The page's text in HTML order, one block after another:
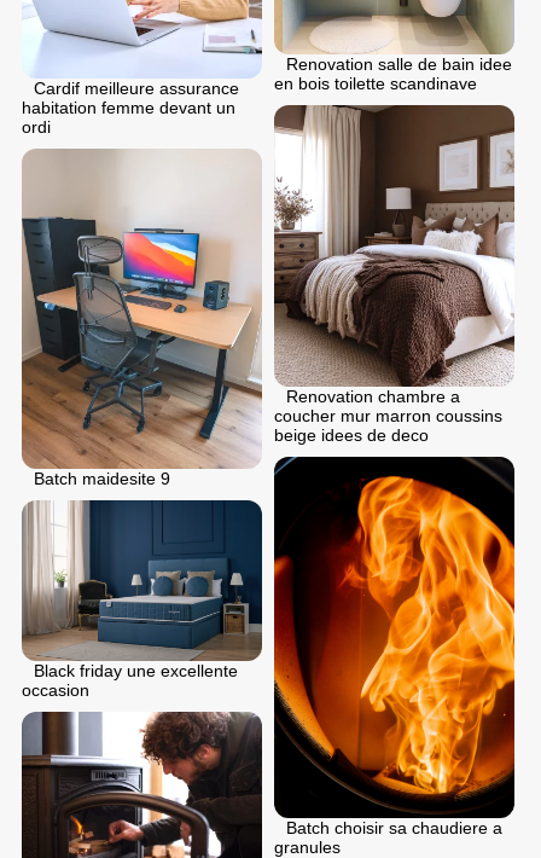
Renovation salle de bain idee
en bois toilette scandinave
Cardif meilleure assurance
habitation femme devant un
ordi
Renovation chambre a
coucher mur marron coussins
beige idees de deco
Batch maidesite 9
Batch choisir sa chaudiere a
granules
Black friday une excellente
occasion